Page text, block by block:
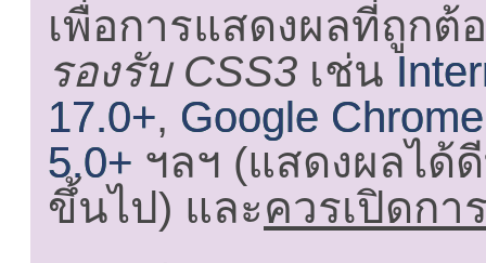
เพื่อการแสดงผลที่ถูกต้
รองรับ CSS3 เช่น
17.0+, Google
5.0+ ฯลฯ (แสดงผลได้
ขึ้นไป) และควรเปิดกา